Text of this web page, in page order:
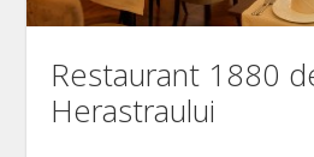
Restaurant 1880
Herastraului